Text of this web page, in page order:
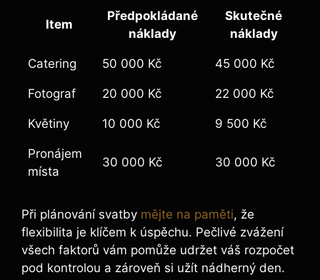
Item
Předpokládané
náklady
Skutečné
náklady
Catering 50 000 Kč 45 000 Kč
Fotograf 20 000 Kč 22 000 Kč
Květiny 10 000 Kč 9 500 Kč
Pronájem
místa
30 000 Kč 30 000 Kč
Při plánování svatby mějte na paměti, že
flexibilita je klíčem k úspěchu. Pečlivé zvážení
všech faktorů vám pomůže udržet váš rozpočet
pod kontrolou a zároveň si užít nádherný den.